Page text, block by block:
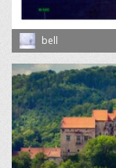
bell